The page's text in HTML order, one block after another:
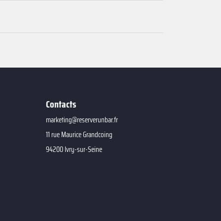
Contacts
marketing@reserverunbar.fr
11 rue Maurice Grandcoing
94200 Ivry-sur-Seine